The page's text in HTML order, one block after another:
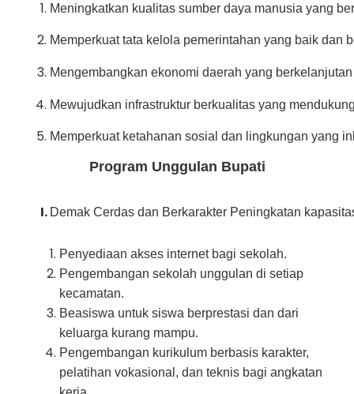
Meningkatkan kualitas sumber daya manusia yang
Memperkuat tata kelola pemerintahan yang baik dan
Mengembangkan ekonomi daerah yang
Mewujudkan infrastruktur berkualitas yang
Memperkuat ketahanan sosial dan lingkungan yang
Program Unggulan Bupati
Demak Cerdas dan Berkarakter Peningkatan
Penyediaan akses internet bagi sekolah.
Pengembangan sekolah unggulan di setiap
kecamatan.
Beasiswa untuk siswa berprestasi dan dari
keluarga kurang mampu.
Pengembangan kurikulum berbasis karakter,
pelatihan vokasional, dan teknis bagi angkatan